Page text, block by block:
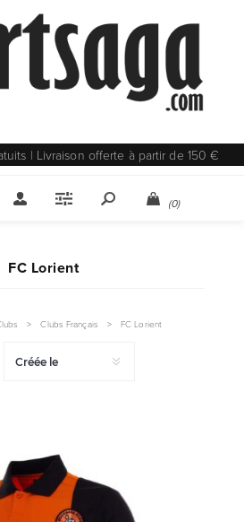
| Livraison offerte à partir de 150 €
(0)
> Clubs Français > FC Lorient
FC Lorient